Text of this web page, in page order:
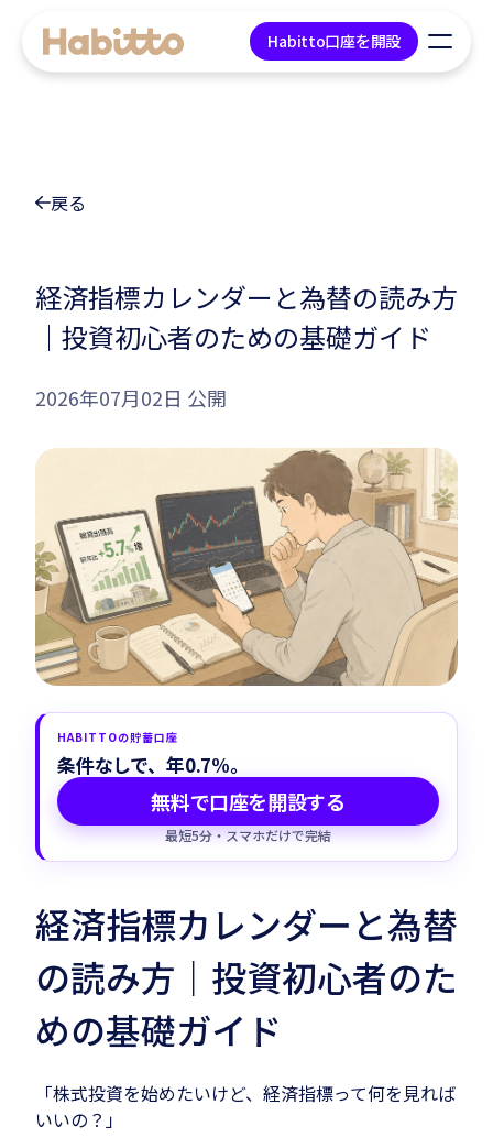
Habitto口座を開設
マネープラン相談
会社情報
コンテンツ
ツール
Habitto口座を開設
戻る
経済指標カレンダーと為替の読み方
｜投資初心者のための基礎ガイド
2026年07月02日 公開
HABITTOの貯蓄口座
条件なしで、年0.7%。
無料で口座を開設する
最短5分・スマホだけで完結
経済指標カレンダーと為替
の読み方｜投資初心者のた
めの基礎ガイド
「株式投資を始めたいけど、経済指標って何を見れば
いいの？」